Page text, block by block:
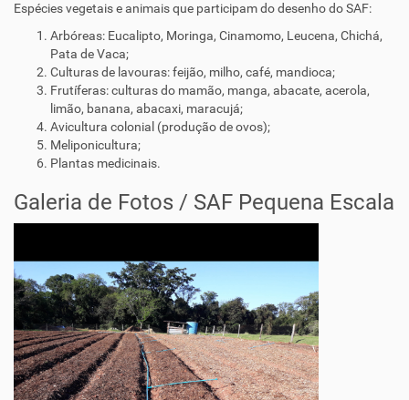
Espécies vegetais e animais que participam do desenho do SAF:
Arbóreas: Eucalipto, Moringa, Cinamomo, Leucena, Chichá,
Pata de Vaca;
Culturas de lavouras: feijão, milho, café, mandioca;
Frutíferas: culturas do mamão, manga, abacate, acerola,
limão, banana, abacaxi, maracujá;
Avicultura colonial (produção de ovos);
Meliponicultura;
Plantas medicinais.
Galeria de Fotos / SAF Pequena Escala